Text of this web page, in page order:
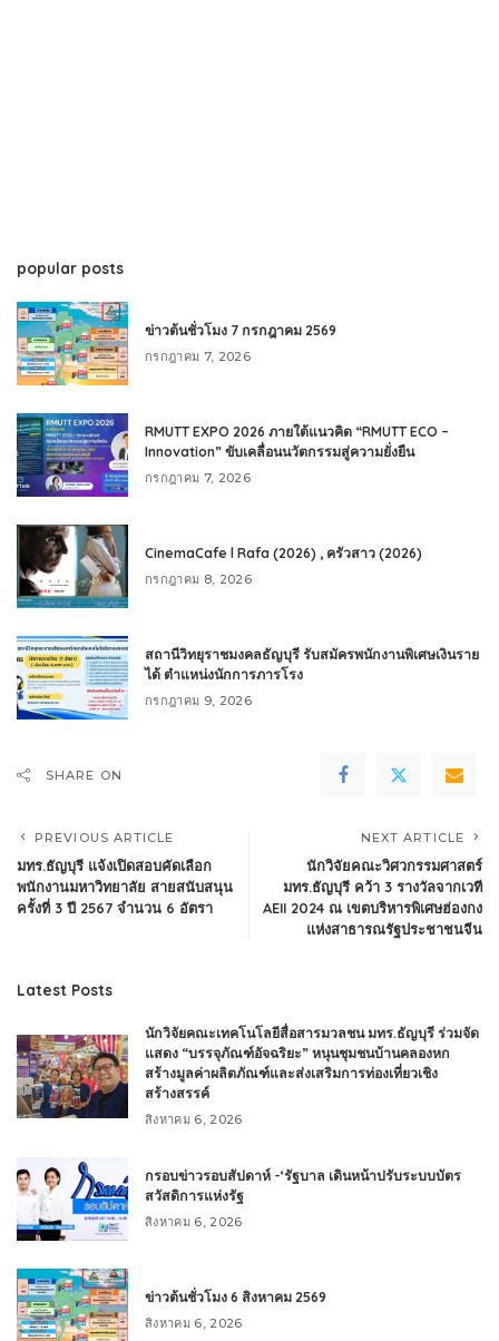
popular posts
ข่าวต้นชั่วโมง 7 กรกฎาคม 2569
กรกฎาคม 7, 2026
RMUTT EXPO 2026 ภายใต้แนวคิด “RMUTT ECO –
Innovation” ขับเคลื่อนนวัตกรรมสู่ความยั่งยืน
กรกฎาคม 7, 2026
CinemaCafe l Rafa (2026) , ครัวสาว (2026)
กรกฎาคม 8, 2026
สถานีวิทยุราชมงคลธัญบุรี รับสมัครพนักงานพิเศษเงินราย
ได้ ตำแหน่งนักการภารโรง
กรกฎาคม 9, 2026
SHARE ON
PREVIOUS ARTICLE
มทร.ธัญบุรี แจ้งเปิดสอบคัดเลือก
พนักงานมหาวิทยาลัย สายสนับสนุน
ครั้งที่ 3 ปี 2567 จำนวน 6 อัตรา
NEXT ARTICLE
นักวิจัยคณะวิศวกรรมศาสตร์
มทร.ธัญบุรี คว้า 3 รางวัลจากเวที
AEII 2024 ณ เขตบริหารพิเศษฮ่องกง
แห่งสาธารณรัฐประชาชนจีน
Latest Posts
นักวิจัยคณะเทคโนโลยีสื่อสารมวลชน มทร.ธัญบุรี ร่วมจัด
แสดง “บรรจุภัณฑ์อัจฉริยะ” หนุนชุมชนบ้านคลองหก
สร้างมูลค่าผลิตภัณฑ์และส่งเสริมการท่องเที่ยวเชิง
สร้างสรรค์
สิงหาคม 6, 2026
กรอบข่าวรอบสัปดาห์ -‘รัฐบาล เดินหน้าปรับระบบบัตร
สวัสดิการแห่งรัฐ
สิงหาคม 6, 2026
ข่าวต้นชั่วโมง 6 สิงหาคม 2569
สิงหาคม 6, 2026